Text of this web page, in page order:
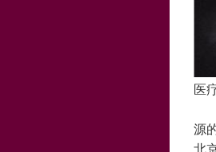
医
源